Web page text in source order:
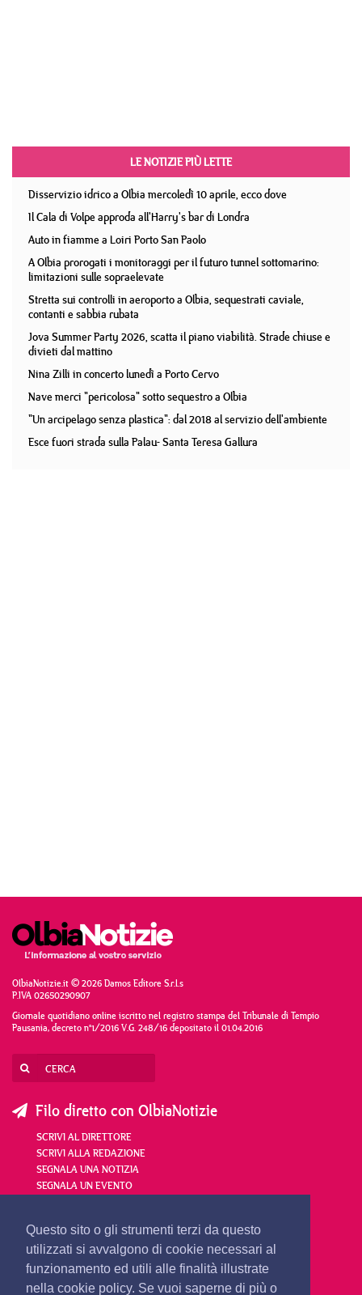
Questo sito o gli strumenti terzi da questo
utilizzati si avvalgono di cookie necessari al
funzionamento ed utili alle finalità illustrate
nella cookie policy. Se vuoi saperne di più o
LE NOTIZIE PIÙ LETTE
Disservizio idrico a Olbia mercoledì 10 aprile, ecco dove
Il Cala di Volpe approda all'Harry's bar di Londra
Auto in fiamme a Loiri Porto San Paolo
A Olbia prorogati i monitoraggi per il futuro tunnel sottomarino:
limitazioni sulle sopraelevate
Stretta sui controlli in aeroporto a Olbia, sequestrati caviale,
contanti e sabbia rubata
Jova Summer Party 2026, scatta il piano viabilità. Strade chiuse e
divieti dal mattino
Nina Zilli in concerto lunedì a Porto Cervo
Nave merci "pericolosa" sotto sequestro a Olbia
"Un arcipelago senza plastica": dal 2018 al servizio dell'ambiente
Esce fuori strada sulla Palau- Santa Teresa Gallura
OlbiaNotizie.it © 2026 Damos Editore S.r.l.s
P.IVA 02650290907
Giornale quotidiano online iscritto nel registro stampa del Tribunale di Tempio
Pausania, decreto n°1/2016 V.G. 248/16 depositato il 01.04.2016
Filo diretto con OlbiaNotizie
SCRIVI AL DIRETTORE
SCRIVI ALLA REDAZIONE
SEGNALA UNA NOTIZIA
SEGNALA UN EVENTO
redazione@olbianotizie.it